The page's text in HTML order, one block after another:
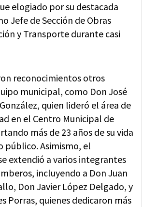
elogiado por su destacada
Jefe de Sección de Obras
y Transporte durante casi
reconocimientos otros
municipal, como Don José
quien lideró el área de
en el Centro Municipal de
más de 23 años de su vida
público. Asimismo, el
extendió a varios integrantes
incluyendo a Don Juan
Don Javier López Delgado, y
Porras, quienes dedicaron más